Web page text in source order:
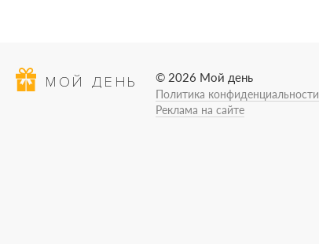
МОЙ ДЕНЬ © 2026 Мой день
Политика конфиденциальности
Реклама на сайте